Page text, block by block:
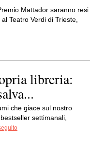
Mattador saranno resi
Teatro Verdi di Trieste,
libreria:
che giace sul nostro
settimanali,